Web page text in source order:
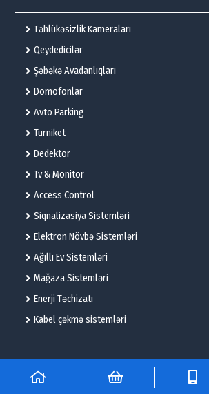
Təhlükəsizlik Kameraları
Qeydedicilər
Şəbəkə Avadanlıqları
Domofonlar
Avto Parking
Turniket
Dedektor
Tv & Monitor
Access Control
Siqnalizasiya Sistemləri
Elektron Növbə Sistemləri
Ağıllı Ev Sistemləri
Mağaza Sistemləri
Enerji Təchizatı
Kabel çəkmə sistemləri
© 2025 – Flame Technologies